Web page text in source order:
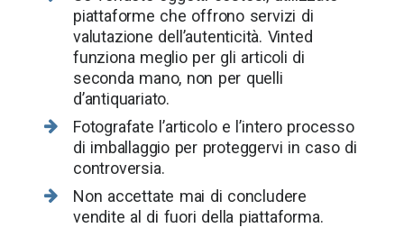
piattaforme che offrono servizi di
valutazione dell’autenticità. Vinted
funziona meglio per gli articoli di
seconda mano, non per quelli
d’antiquariato.
Fotografate l’articolo e l’intero processo
di imballaggio per proteggervi in caso di
controversia.
Non accettate mai di concludere
vendite al di fuori della piattaforma.